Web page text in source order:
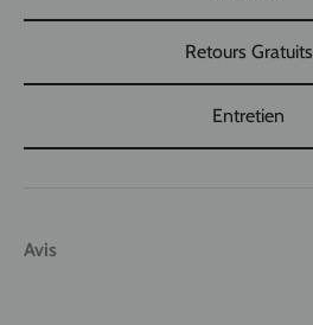
Retours Gratuits
Entretien
Avis